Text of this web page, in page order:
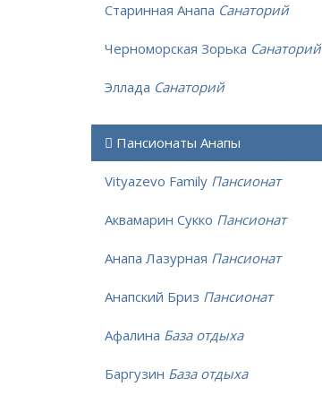
Старинная Анапа Санаторий
Черноморская Зорька Санаторий
Эллада Санаторий
Пансионаты Анапы
Vityazevo Family Пансионат
Аквамарин Сукко Пансионат
Анапа Лазурная Пансионат
Анапский Бриз Пансионат
Афалина База отдыха
Баргузин База отдыха